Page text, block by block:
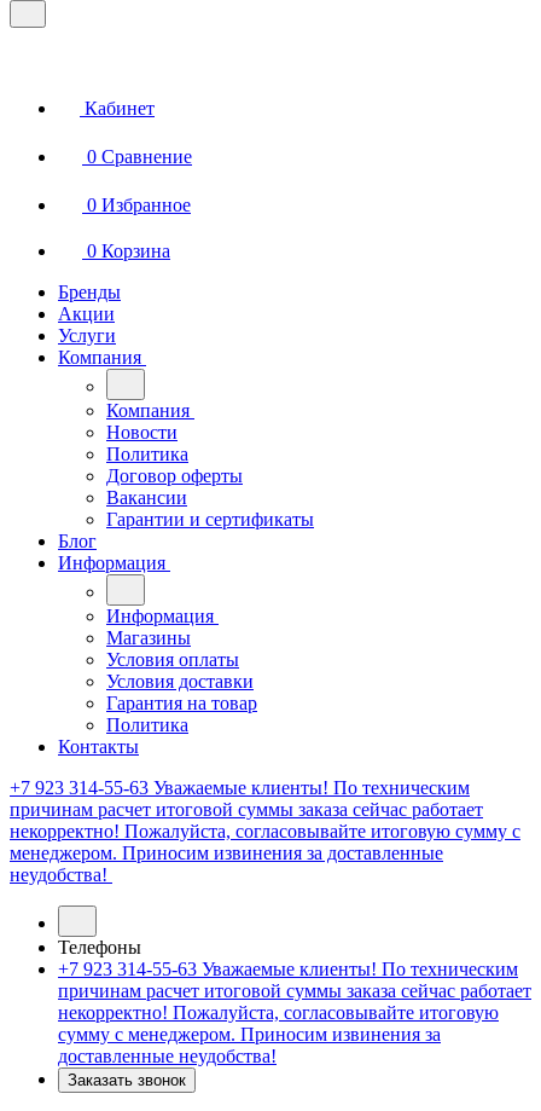
Кабинет
0 Сравнение
0 Избранное
0 Корзина
Бренды
Акции
Услуги
Компания
Компания
Новости
Политика
Договор оферты
Вакансии
Гарантии и сертификаты
Блог
Информация
Информация
Магазины
Условия оплаты
Условия доставки
Гарантия на товар
Политика
Контакты
+7 923 314-55-63 Уважаемые клиенты! По техническим
причинам расчет итоговой суммы заказа сейчас работает
некорректно! Пожалуйста, согласовывайте итоговую сумму с
менеджером. Приносим извинения за доставленные
неудобства!
Телефоны
+7 923 314-55-63 Уважаемые клиенты! По техническим
причинам расчет итоговой суммы заказа сейчас работает
некорректно! Пожалуйста, согласовывайте итоговую
сумму с менеджером. Приносим извинения за
доставленные неудобства!
Заказать звонок